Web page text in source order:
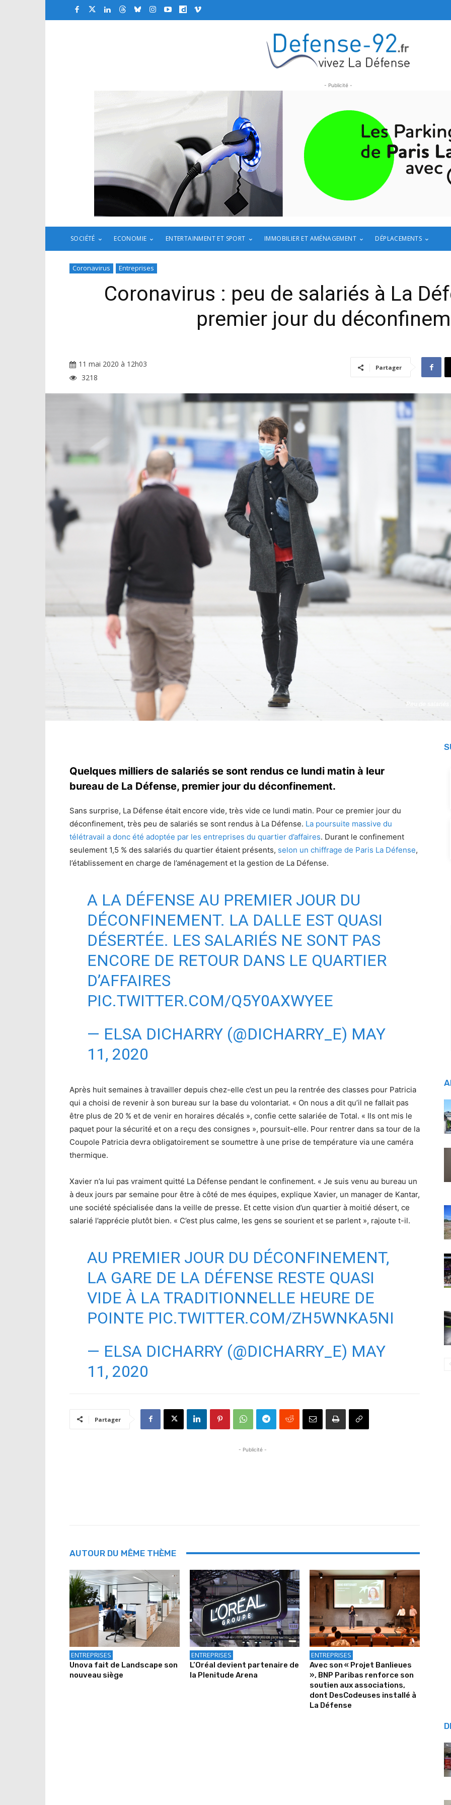
- Publicité -
SOCIÉTÉ ECONOMIE ENTERTAINMENT ET SPORT IMMOBILIER ET AMÉNAGEMENT DÉPLACEMENTS
Coronavirus Entreprises
Coronavirus : peu de salariés à La
premier jour du
11 mai 2020 à 12h03
3218
Partager
Peu de
Peu de
Quelques milliers de salariés se sont rendus ce lundi matin à leur
bureau de La Défense, premier jour du déconfinement.
Sans surprise, La Défense était encore vide, très vide ce lundi matin. Pour ce premier jour du
déconfinement, très peu de salariés se sont rendus à La Défense. La poursuite massive du
télétravail a donc été adoptée par les entreprises du quartier d’affaires. Durant le confinement
seulement 1,5 % des salariés du quartier étaient présents, selon un chiffrage de Paris La Défense,
l’établissement en charge de l’aménagement et la gestion de La Défense.
A LA DÉFENSE AU PREMIER JOUR DU
DÉCONFINEMENT. LA DALLE EST QUASI
DÉSERTÉE. LES SALARIÉS NE SONT PAS
ENCORE DE RETOUR DANS LE QUARTIER
D’AFFAIRES
PIC.TWITTER.COM/Q5Y0AXWYEE
— ELSA DICHARRY (@DICHARRY_E) MAY
11, 2020
Après huit semaines à travailler depuis chez-elle c’est un peu la rentrée des classes pour Patricia
qui a choisi de revenir à son bureau sur la base du volontariat. « On nous a dit qu’il ne fallait pas
être plus de 20 % et de venir en horaires décalés », confie cette salariée de Total. « Ils ont mis le
paquet pour la sécurité et on a reçu des consignes », poursuit-elle. Pour rentrer dans sa tour de la
Coupole Patricia devra obligatoirement se soumettre à une prise de température via une caméra
thermique.
Xavier n’a lui pas vraiment quitté La Défense pendant le confinement. « Je suis venu au bureau un
à deux jours par semaine pour être à côté de mes équipes, explique Xavier, un manager de Kantar,
une société spécialisée dans la veille de presse. Et cette vision d’un quartier à moitié désert, ce
salarié l’apprécie plutôt bien. « C’est plus calme, les gens se sourient et se parlent », rajoute t-il.
AU PREMIER JOUR DU DÉCONFINEMENT,
LA GARE DE LA DÉFENSE RESTE QUASI
VIDE À LA TRADITIONNELLE HEURE DE
POINTE PIC.TWITTER.COM/ZH5WNKA5NI
— ELSA DICHARRY (@DICHARRY_E) MAY
11, 2020
Partager
- Publicité -
AUTOUR DU MÊME THÈME
ENTREPRISES
Unova fait de Landscape son
nouveau siège
ENTREPRISES
L’Oréal devient partenaire de
la Plenitude Arena
ENTREPRISES
Avec son « Projet Banlieues
», BNP Paribas renforce son
soutien aux associations,
dont DesCodeuses installé à
La Défense